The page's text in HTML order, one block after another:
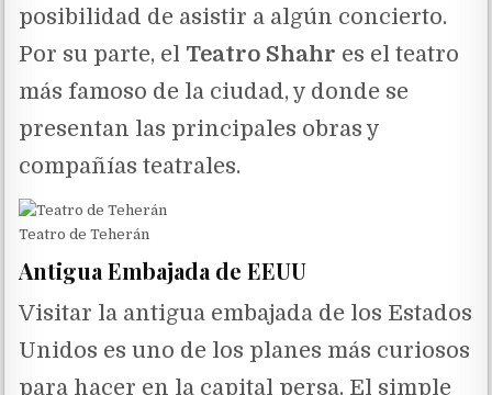
posibilidad de asistir a algún concierto.
Por su parte, el Teatro Shahr es el teatro
más famoso de la ciudad, y donde se
presentan las principales obras y
compañías teatrales.
Teatro de Teherán
Antigua Embajada de EEUU
Visitar la antigua embajada de los Estados
Unidos es uno de los planes más curiosos
para hacer en la capital persa. El simple